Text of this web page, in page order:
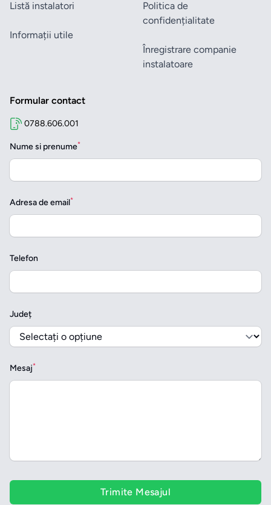
Listă instalatori
Informații utile
Politica de
confidențialitate
Înregistrare companie
instalatoare
Formular contact
0788.606.001
Nume si prenume*
Adresa de email*
Telefon
Județ
Mesaj*
Trimite Mesajul